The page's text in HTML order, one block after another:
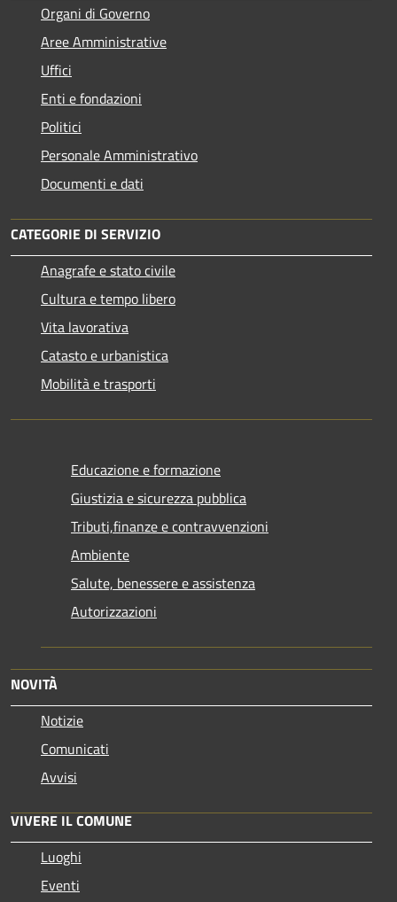
Organi di Governo
Aree Amministrative
Uffici
Enti e fondazioni
Politici
Personale Amministrativo
Documenti e dati
CATEGORIE DI SERVIZIO
Anagrafe e stato civile
Cultura e tempo libero
Vita lavorativa
Catasto e urbanistica
Mobilità e trasporti
Educazione e formazione
Giustizia e sicurezza pubblica
Tributi,finanze e contravvenzioni
Ambiente
Salute, benessere e assistenza
Autorizzazioni
NOVITÀ
Notizie
Comunicati
Avvisi
VIVERE IL COMUNE
Luoghi
Eventi